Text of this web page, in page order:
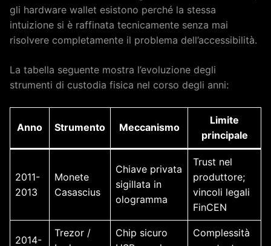
gli hardware wallet esistono perché la stessa
intuizione si è raffinata tecnicamente senza mai
risolvere completamente il problema dell’accessibilità.
La tabella seguente mostra l’evoluzione degli
strumenti di custodia fisica nel corso degli anni:
Anno Strumento Meccanismo
Limite
principale
2011-
2013
Monete
Casascius
Chiave privata
sigillata in
ologramma
Trust nel
produttore;
vincoli legali
FinCEN
2014-
Trezor /
Chip sicuro
Complessità